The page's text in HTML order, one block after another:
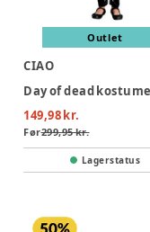
Outlet
CIAO
149,98 kr.
Før299,95 kr.
Lagerstatus